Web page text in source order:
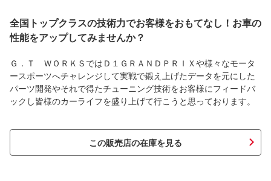
全国トップクラスの技術力でお客様をおもてなし！お車の
性能をアップしてみませんか？
Ｇ．Ｔ ＷＯＲＫＳではＤ１ＧＲＡＮＤＰＲＩＸや様々なモータ
ースポーツへチャレンジして実戦で鍛え上げたデータを元にした
パーツ開発やそれで得たチューニング技術をお客様にフィードバ
ックし皆様のカーライフを盛り上げて行こうと思っております。
この販売店の在庫を見る